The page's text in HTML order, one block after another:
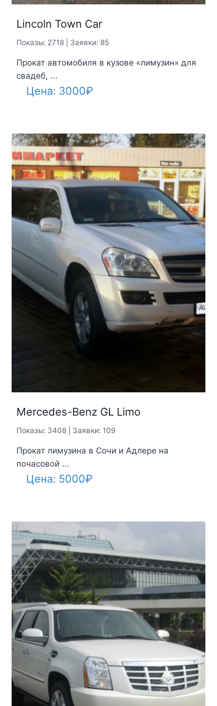
Lincoln Town Car
Показы: 2718 | Заявки: 85
Прокат автомобиля в кузове «лимузин» для
свадеб, ...
Цена: 3000₽
Mercedes-Benz GL Limo
Показы: 3408 | Заявки: 109
Прокат лимузина в Сочи и Адлере на
почасовой ...
Цена: 5000₽